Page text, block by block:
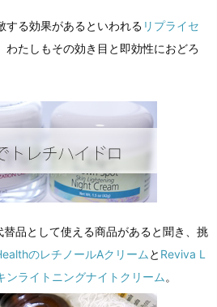
する効果があるといわれる リプライセ
わたしもその効き目と即効性におどろ
品として使える商品があると聞き、挑
のレチノールAクリームと Reviva L
ライトニングナイトクリーム。